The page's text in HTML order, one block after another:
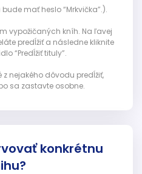
mať heslo “Mrkvička”.).
vypožičaných kníh. Na ľavej
predĺžiť a následne kliknite
“Predĺžiť tituly”.
z nejakého dôvodu predĺžiť,
sa zastavte osobne.
konkrétnu